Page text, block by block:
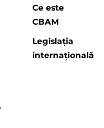
Ce este
CBAM
Legislația
internațională